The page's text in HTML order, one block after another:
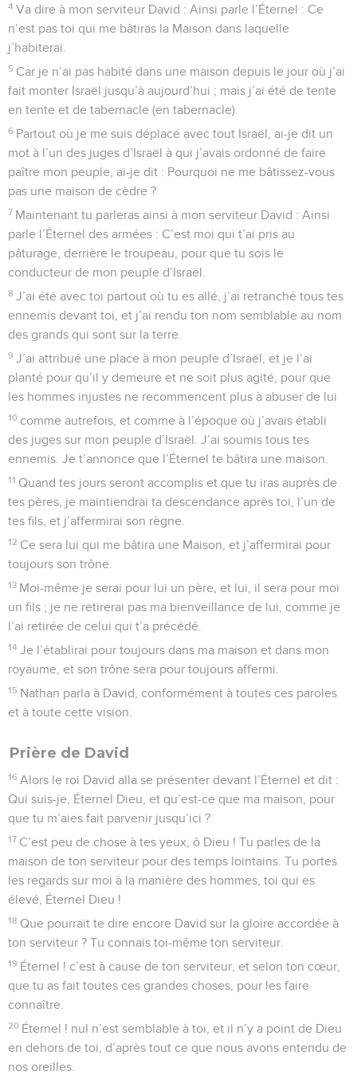
4 Va dire à mon serviteur David : Ainsi parle l’Éternel : Ce
n’est pas toi qui me bâtiras la Maison dans laquelle
j’habiterai.
5 Car je n’ai pas habité dans une maison depuis le jour où j’ai
fait monter Israël jusqu’à aujourd’hui ; mais j’ai été de tente
en tente et de tabernacle (en tabernacle).
6 Partout où je me suis déplacé avec tout Israël, ai-je dit un
mot à l’un des juges d’Israël à qui j’avais ordonné de faire
paître mon peuple, ai-je dit : Pourquoi ne me bâtissez-vous
pas une maison de cèdre ?
7 Maintenant tu parleras ainsi à mon serviteur David : Ainsi
parle l’Éternel des armées : C’est moi qui t’ai pris au
pâturage, derrière le troupeau, pour que tu sois le
conducteur de mon peuple d’Israël.
8 J’ai été avec toi partout où tu es allé, j’ai retranché tous tes
ennemis devant toi, et j’ai rendu ton nom semblable au nom
des grands qui sont sur la terre.
9 J’ai attribué une place à mon peuple d’Israël, et je l’ai
planté pour qu’il y demeure et ne soit plus agité, pour que
les hommes injustes ne recommencent plus à abuser de lui
10 comme autrefois, et comme à l’époque où j’avais établi
des juges sur mon peuple d’Israël. J’ai soumis tous tes
ennemis. Je t’annonce que l’Éternel te bâtira une maison.
11 Quand tes jours seront accomplis et que tu iras auprès de
tes pères, je maintiendrai ta descendance après toi, l’un de
tes fils, et j’affermirai son règne.
12 Ce sera lui qui me bâtira une Maison, et j’affermirai pour
toujours son trône.
13 Moi-même je serai pour lui un père, et lui, il sera pour moi
un fils ; je ne retirerai pas ma bienveillance de lui, comme je
l’ai retirée de celui qui t’a précédé.
14 Je l’établirai pour toujours dans ma maison et dans mon
royaume, et son trône sera pour toujours affermi.
15 Nathan parla à David, conformément à toutes ces paroles
et à toute cette vision.
Prière de David
16 Alors le roi David alla se présenter devant l’Éternel et dit :
Qui suis-je, Éternel Dieu, et qu’est-ce que ma maison, pour
que tu m’aies fait parvenir jusqu’ici ?
17 C’est peu de chose à tes yeux, ô Dieu ! Tu parles de la
maison de ton serviteur pour des temps lointains. Tu portes
les regards sur moi à la manière des hommes, toi qui es
élevé, Éternel Dieu !
18 Que pourrait te dire encore David sur la gloire accordée à
ton serviteur ? Tu connais toi-même ton serviteur.
19 Éternel ! c’est à cause de ton serviteur, et selon ton cœur,
que tu as fait toutes ces grandes choses, pour les faire
connaître.
20 Éternel ! nul n’est semblable à toi, et il n’y a point de Dieu
en dehors de toi, d’après tout ce que nous avons entendu de
nos oreilles.